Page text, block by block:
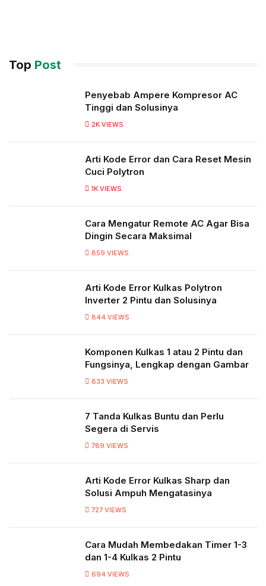
Top Post
Penyebab Ampere Kompresor AC
Tinggi dan Solusinya
2K VIEWS
Arti Kode Error dan Cara Reset Mesin
Cuci Polytron
1K VIEWS
Cara Mengatur Remote AC Agar Bisa
Dingin Secara Maksimal
859 VIEWS
Arti Kode Error Kulkas Polytron
Inverter 2 Pintu dan Solusinya
844 VIEWS
Komponen Kulkas 1 atau 2 Pintu dan
Fungsinya, Lengkap dengan Gambar
833 VIEWS
7 Tanda Kulkas Buntu dan Perlu
Segera di Servis
789 VIEWS
Arti Kode Error Kulkas Sharp dan
Solusi Ampuh Mengatasinya
727 VIEWS
Cara Mudah Membedakan Timer 1-3
dan 1-4 Kulkas 2 Pintu
694 VIEWS